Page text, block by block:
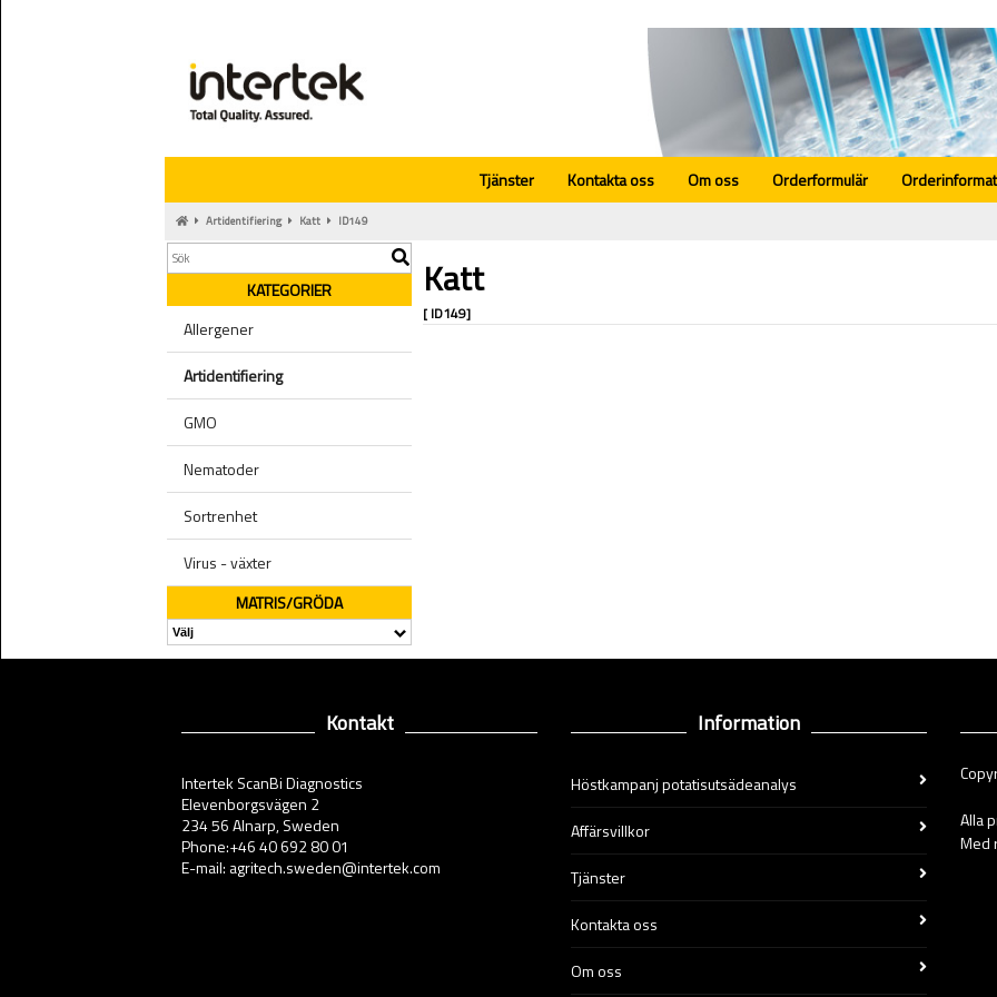
Tjänster Kontakta oss Om oss Orderformulär
Artidentifiering Katt ID149
KATEGORIER
Allergener
Artidentifiering
GMO
Nematoder
Sortrenhet
Virus - växter
MATRIS/GRÖDA
Katt
[ ID149]
Kontakt
Intertek ScanBi Diagnostics
Elevenborgsvägen 2
234 56 Alnarp, Sweden
Phone:+46 40 692 80 01
E-mail: agritech.sweden@intertek.com
Information
Höstkampanj potatisutsädeanalys
Affärsvillkor
Tjänster
Kontakta oss
Om oss
Alla
Med